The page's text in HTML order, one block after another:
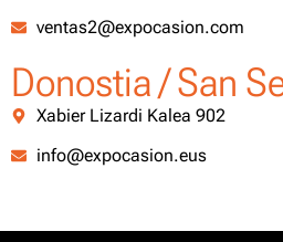
ventas2@expocasion.com
Donostia / San
Xabier Lizardi Kalea 902
info@expocasion.eus